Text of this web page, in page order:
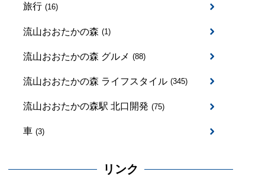
旅行 (16)
流山おおたかの森 (1)
流山おおたかの森 グルメ (88)
流山おおたかの森 ライフスタイル (345)
流山おおたかの森駅 北口開発 (75)
車 (3)
リンク